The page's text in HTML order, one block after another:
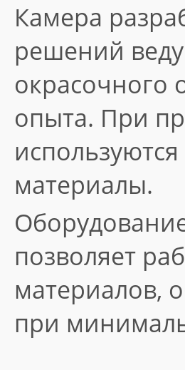
Камера
решений
окрасочного
опыта. При
материалы.
позволяет
материалов,
при